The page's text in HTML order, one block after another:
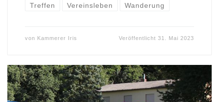
Treffen Vereinsleben Wanderung
von Kammerer Iris Veröffentlicht31. Mai 2023